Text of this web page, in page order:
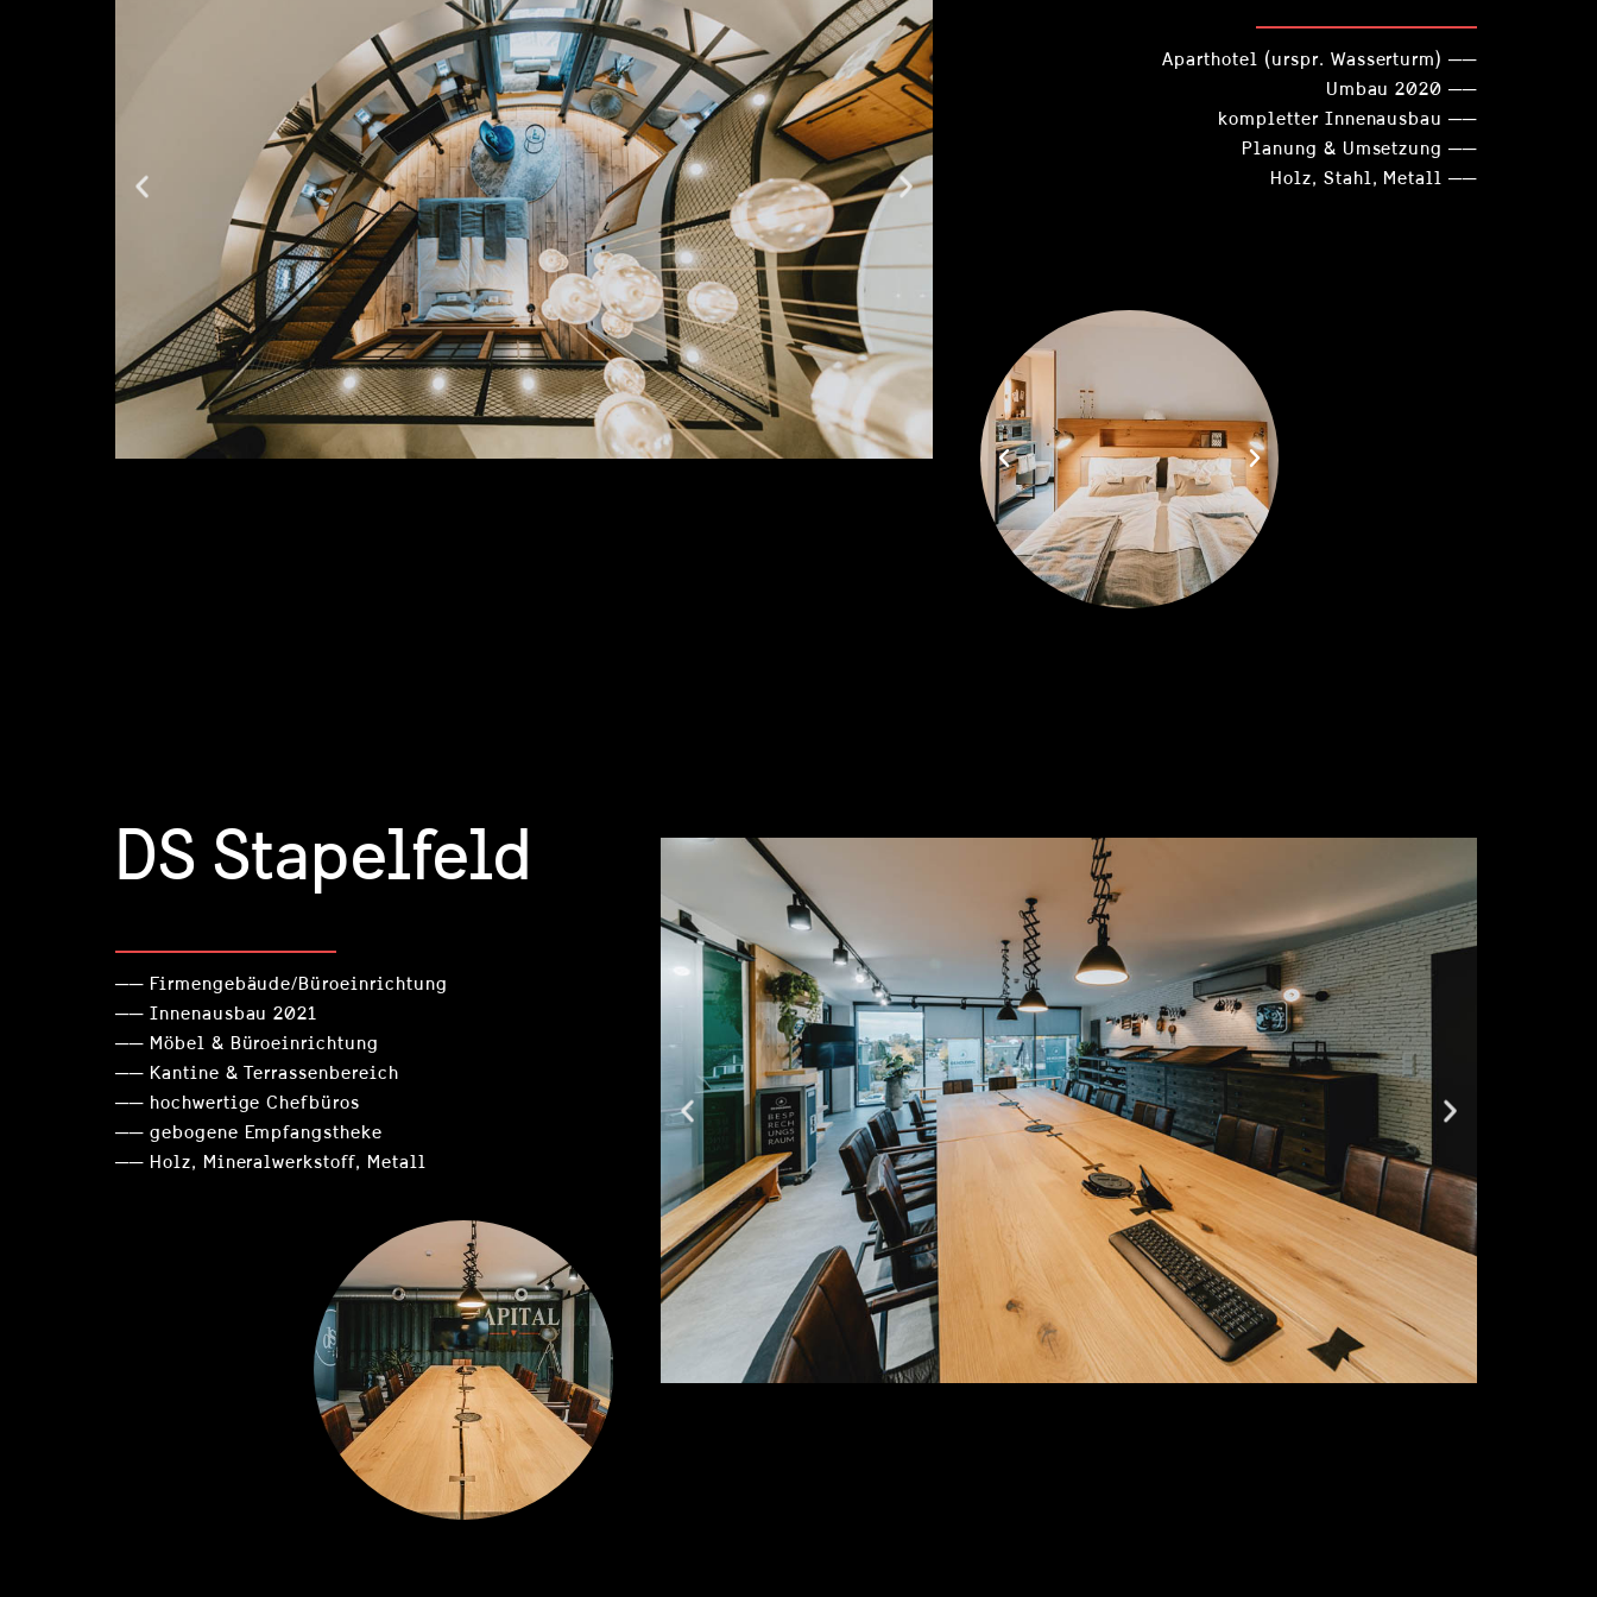
Aparthotel (urspr. Wasserturm) ──
Umbau 2020 ──
kompletter Innenausbau ──
Planung & Umsetzung ──
Holz, Stahl, Metall ──
DS Stapelfeld
── Firmengebäude/Büroeinrichtung
── Innenausbau 2021
── Möbel & Büroeinrichtung
── Kantine & Terrassenbereich
── hochwertige Chefbüros
── gebogene Empfangstheke
── Holz, Mineralwerkstoff, Metall